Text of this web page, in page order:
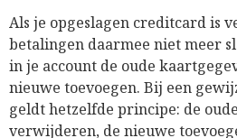
Als je opgeslagen creditcard is
betalingen daarmee niet meer
in je account de oude
nieuwe toevoegen. Bij een
geldt hetzelfde principe: de
verwijderen, de nieuwe